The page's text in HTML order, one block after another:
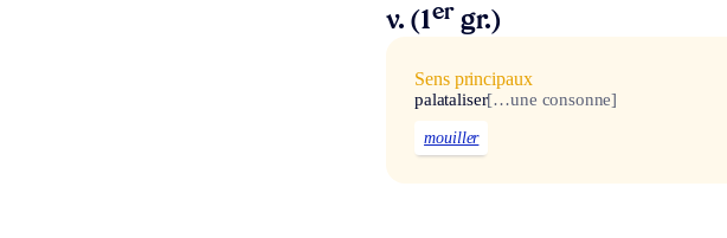
v. (1er gr.)
Sens principaux
palataliser[…une consonne]
mouiller